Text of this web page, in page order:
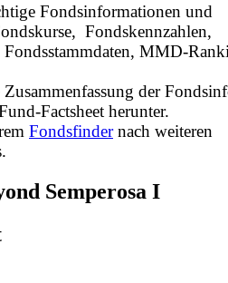
Fondsinformationen und
Fondskennzahlen,
Fondsstammdaten, MMD-
der
Factsheet herunter.
Fondsfindernach weiteren
Semperosa I